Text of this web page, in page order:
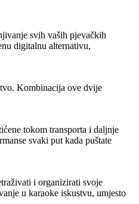
svih vaših pjevačkih
digitalnu alternativu,
Kombinacija ove dvije
tokom transporta i daljnje
svaki put kada puštate
​​i organizirati svoje
u karaoke iskustvu, umjesto